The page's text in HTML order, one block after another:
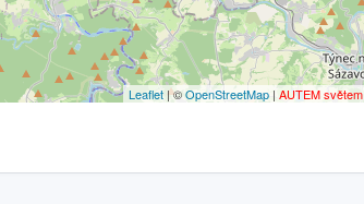
Leaflet | ©OpenStreetMap |AUTEM světem